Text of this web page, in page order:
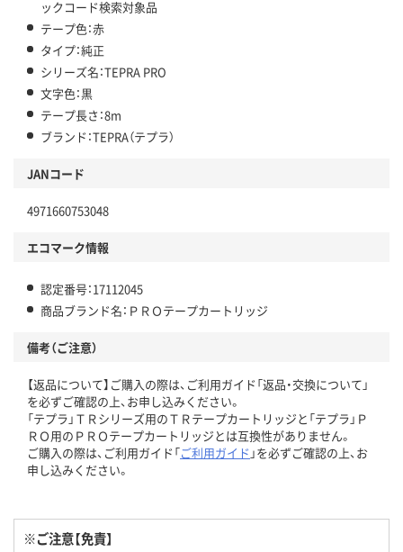
ックコード検索対象品
テープ色：赤
タイプ：純正
シリーズ名：TEPRA PRO
文字色：黒
テープ長さ：8m
ブランド：TEPRA（テプラ）
JANコード
4971660753048
エコマーク情報
認定番号：17112045
商品ブランド名：ＰＲＯテープカートリッジ
備考（ご注意）
【返品について】ご購入の際は、ご利用ガイド「返品・交換について」
を必ずご確認の上、お申し込みください。
「テプラ」ＴＲシリーズ用のＴＲテープカートリッジと「テプラ」Ｐ
ＲＯ用のＰＲＯテープカートリッジとは互換性がありません。
ご購入の際は、ご利用ガイド「ご利用ガイド 」を必ずご確認の上、お
申し込みください。
※ご注意【免責】